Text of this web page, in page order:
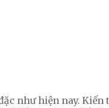
như hiện nay. Kiến